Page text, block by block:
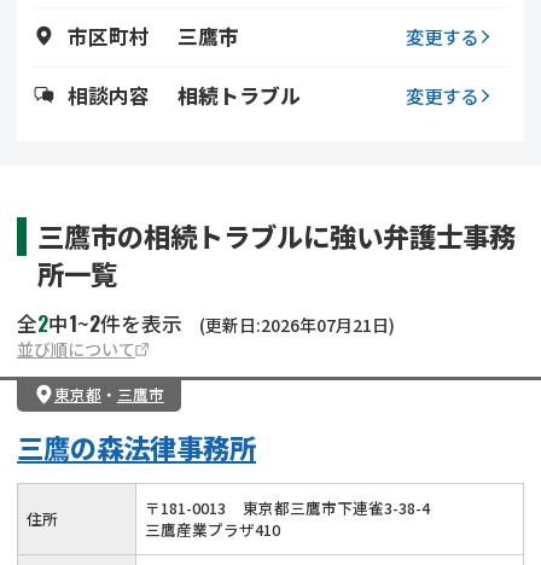
相続人調査
相続登記
市区町村 三鷹市 変更する
相談内容 相続トラブル 変更する
三鷹市の相続トラブルに強い弁護士事務
所一覧
全2中1~2件を表示
(更新日:2026年07月21日)
並び順について
東京都 ・ 三鷹市
三鷹の森法律事務所
住所 〒181-0013
東京都三鷹市下連雀3-38-4
三鷹産業プラザ410